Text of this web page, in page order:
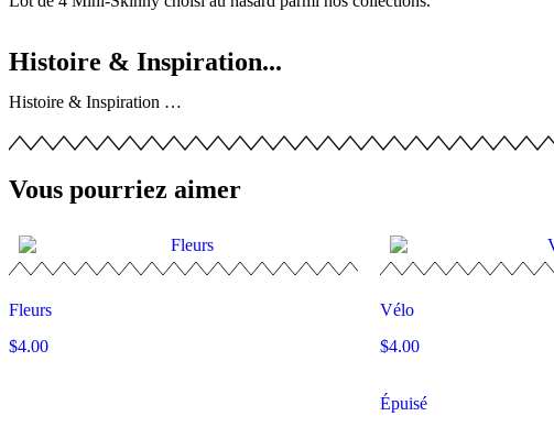
Histoire & Inspiration...
Histoire & Inspiration …
Vous pourriez aimer
Fleurs
$4.00
Vélo
$4.00
Épuisé